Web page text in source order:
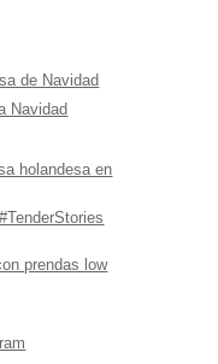
de Navidad
Navidad
holandesa en
prendas low